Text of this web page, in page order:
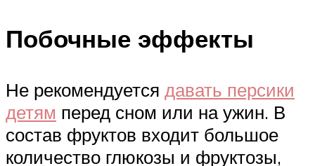
Побочные эффекты
Не рекомендуется давать персики
детям перед сном или на ужин. В
состав фруктов входит большое
количество глюкозы и фруктозы,